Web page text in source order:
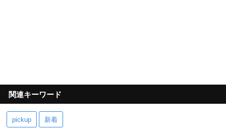
関連キーワード
pickup 新着